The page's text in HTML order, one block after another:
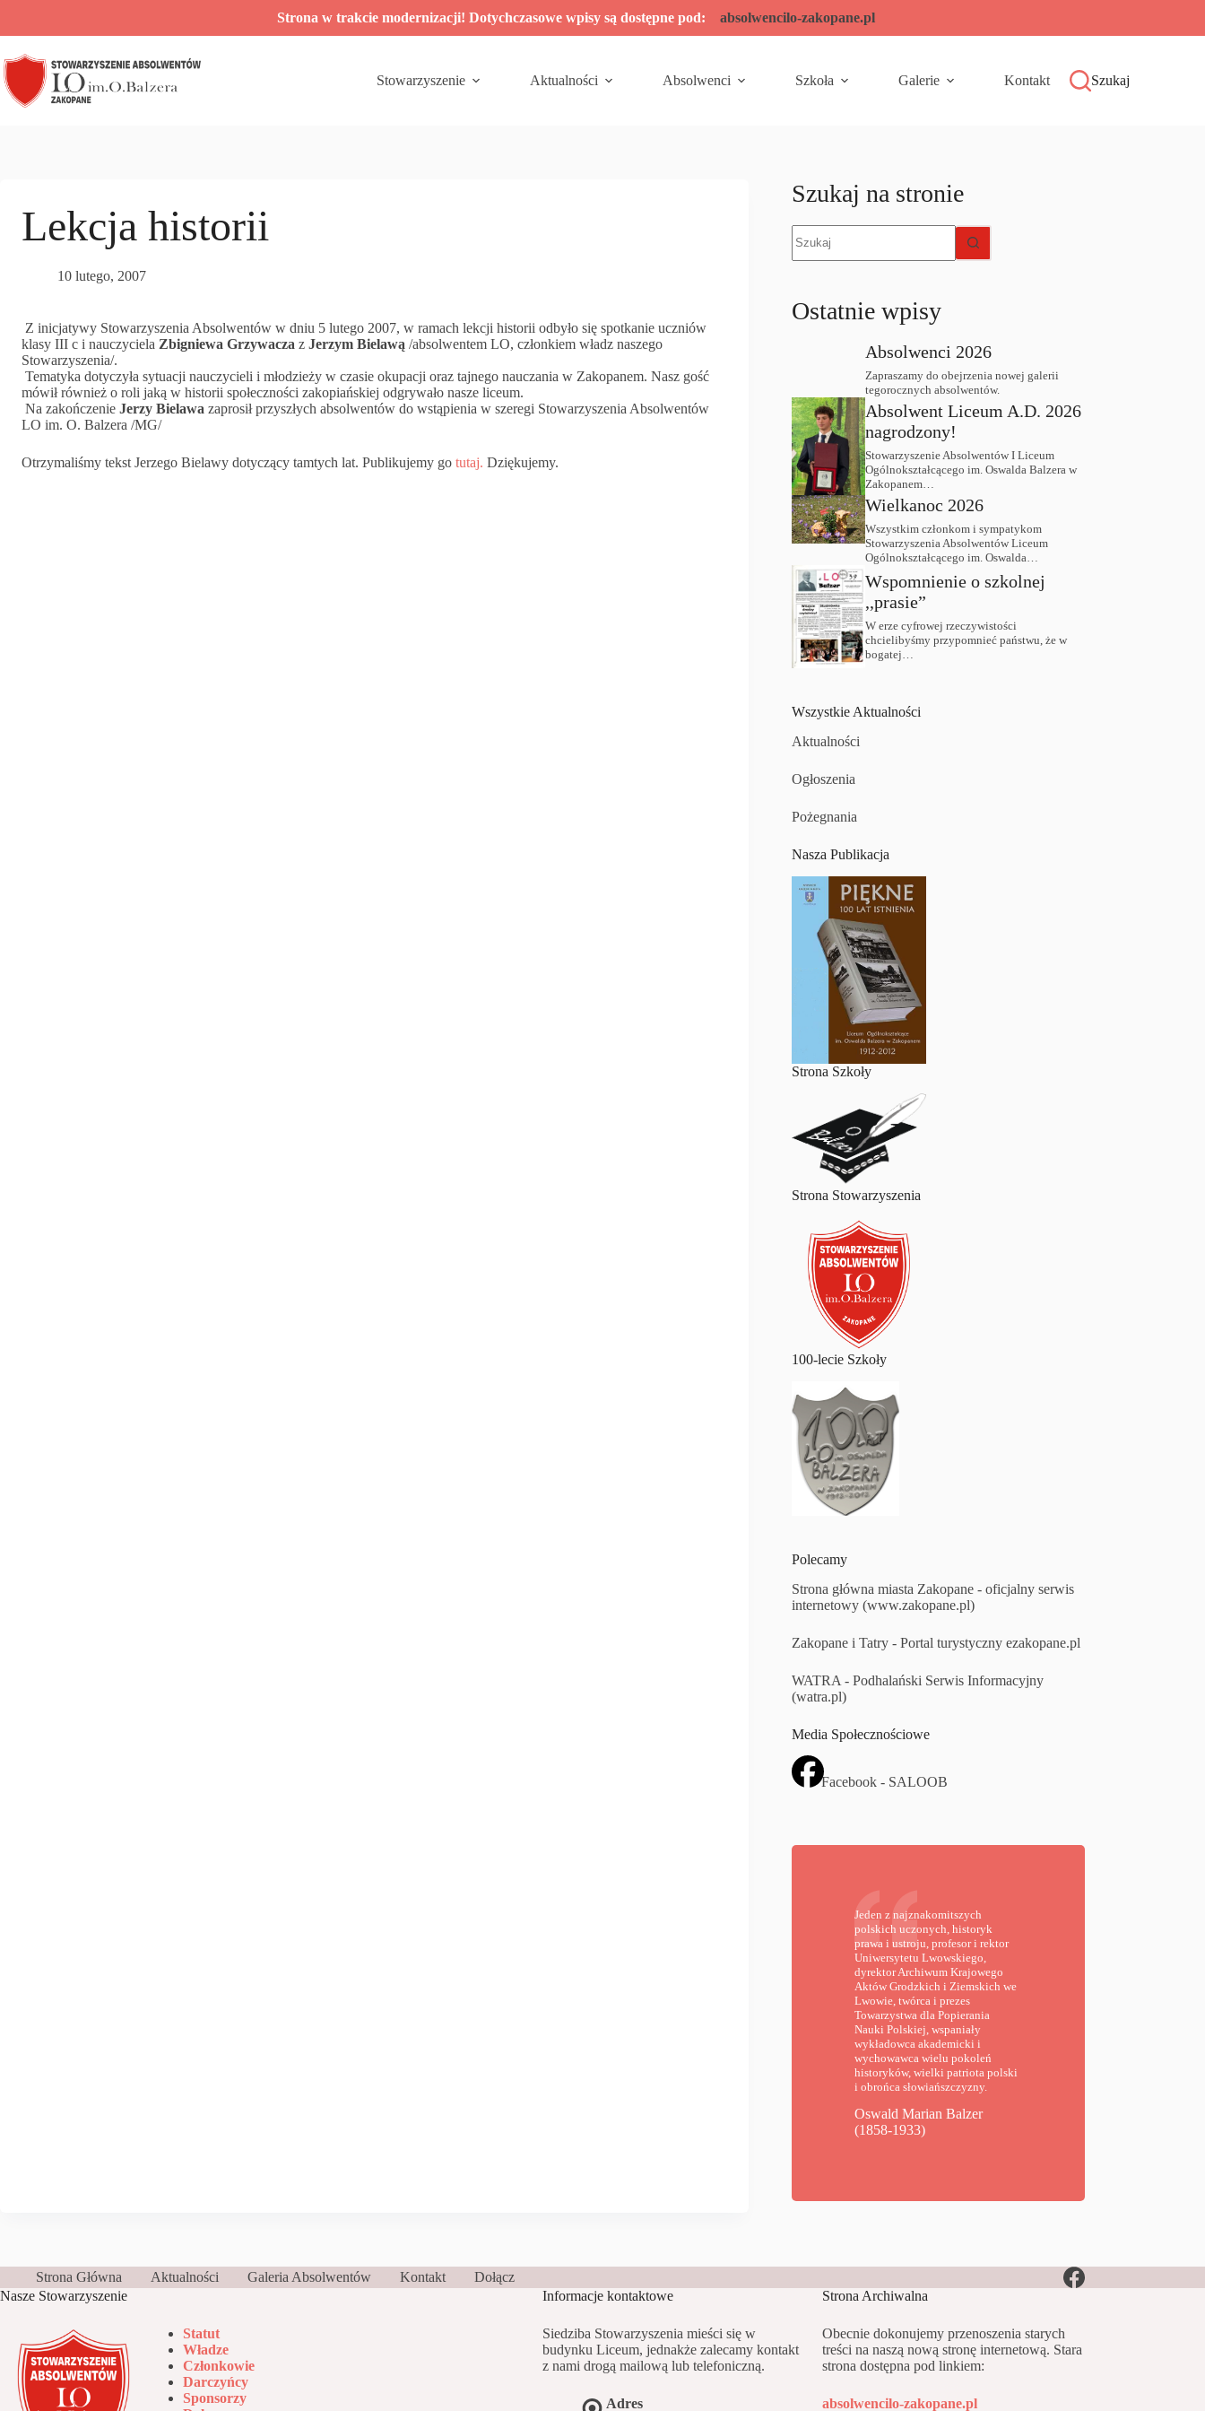
treści
Strona w trakcie modernizacji! Dotychczasowe wpisy są dostępne pod: absolwencilo-zakopane.pl
Stowarzyszenie Aktualności Absolwenci Szkoła Galerie Kontakt Szukaj
Lekcja historii
10 lutego, 2007
Z inicjatywy Stowarzyszenia Absolwentów w dniu 5 lutego 2007, w ramach lekcji historii odbyło się spotkanie uczniów
klasy III c i nauczyciela Zbigniewa Grzywacza z Jerzym Bielawą /absolwentem LO, członkiem władz naszego
Stowarzyszenia/.
Tematyka dotyczyła sytuacji nauczycieli i młodzieży w czasie okupacji oraz tajnego nauczania w Zakopanem. Nasz gość
mówił również o roli jaką w historii społeczności zakopiańskiej odgrywało nasze liceum.
Na zakończenie Jerzy Bielawa zaprosił przyszłych absolwentów do wstąpienia w szeregi Stowarzyszenia Absolwentów
LO im. O. Balzera /MG/
Otrzymaliśmy tekst Jerzego Bielawy dotyczący tamtych lat. Publikujemy go tutaj. Dziękujemy.
Szukaj na stronie
wyników
Ostatnie wpisy
Absolwenci 2026
Zapraszamy do obejrzenia nowej galerii
tegorocznych absolwentów.
Absolwent Liceum A.D. 2026
nagrodzony!
Stowarzyszenie Absolwentów I Liceum
Ogólnokształcącego im. Oswalda Balzera w
Zakopanem…
Wielkanoc 2026
Wszystkim członkom i sympatykom
Stowarzyszenia Absolwentów Liceum
Ogólnokształcącego im. Oswalda…
Wspomnienie o szkolnej
,,prasie”
W erze cyfrowej rzeczywistości
chcielibyśmy przypomnieć państwu, że w
bogatej…
Wszystkie Aktualności
Aktualności
Ogłoszenia
Pożegnania
Nasza Publikacja
Strona Szkoły
Strona Stowarzyszenia
100-lecie Szkoły
Polecamy
Strona główna miasta Zakopane - oficjalny serwis
internetowy (www.zakopane.pl)
Zakopane i Tatry - Portal turystyczny ezakopane.pl
WATRA - Podhalański Serwis Informacyjny
(watra.pl)
Media Społecznościowe
Facebook - SALOOB
Jeden z najznakomitszych
polskich uczonych, historyk
prawa i ustroju, profesor i rektor
Uniwersytetu Lwowskiego,
dyrektor Archiwum Krajowego
Aktów Grodzkich i Ziemskich we
Lwowie, twórca i prezes
Towarzystwa dla Popierania
Nauki Polskiej, wspaniały
wykładowca akademicki i
wychowawca wielu pokoleń
historyków, wielki patriota polski
i obrońca słowiańszczyzny.
Oswald Marian Balzer
(1858-1933)
Strona Główna Aktualności Galeria Absolwentów Kontakt
Dołącz
Nasze Stowarzyszenie
Statut
Władze
Członkowie
Darczyńcy
Sponsorzy
Informacje kontaktowe
Siedziba Stowarzyszenia mieści się w
budynku Liceum, jednakże zalecamy kontakt
z nami drogą mailową lub telefoniczną.
Adres
Strona Archiwalna
Obecnie dokonujemy przenoszenia starych
treści na naszą nową stronę internetową. Stara
strona dostępna pod linkiem:
absolwencilo-zakopane.pl